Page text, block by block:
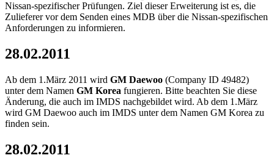
Nissan-spezifischer Prüfungen. Ziel dieser Erweiterung ist es, die
Zulieferer vor dem Senden eines MDB über die Nissan-spezifischen
Anforderungen zu informieren.
28.02.2011
Ab dem 1.März 2011 wird GM Daewoo (Company ID 49482)
unter dem Namen GM Korea fungieren. Bitte beachten Sie diese
Änderung, die auch im IMDS nachgebildet wird. Ab dem 1.März
wird GM Daewoo auch im IMDS unter dem Namen GM Korea zu
finden sein.
28.02.2011